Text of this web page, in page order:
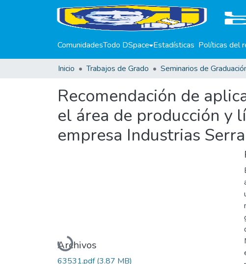
ComunidadesTodo DSpace Estadísticas Políticas del
Inicio Trabajos de Grado Seminarios de
Recomendación de
el área de producción y
empresa Industrias
Cargando...
Archivos
63531.pdf(3.87 MB)